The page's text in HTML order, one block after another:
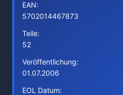
EAN:
5702014467873
Teile:
52
Veröffentlichung:
01.07.2006
EOL Datum: